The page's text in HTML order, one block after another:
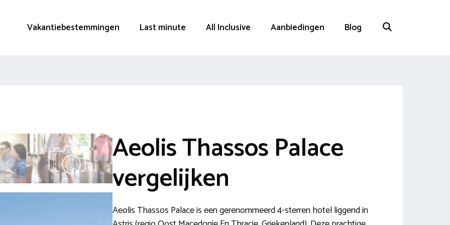
Vakantiebestemmingen Last minute All Inclusive Aanbiedingen Blog
Aeolis Thassos Palace
vergelijken
Aeolis Thassos Palace is een gerenommeerd 4-sterren hotel liggend in